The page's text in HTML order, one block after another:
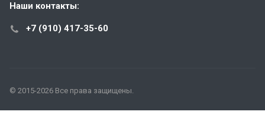
Наши контакты:
+7 (910) 417-35-60
© 2015-2026 Все права защищены.